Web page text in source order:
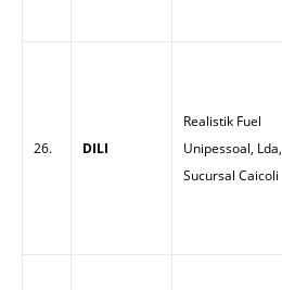
26. DILI
Realistik Fuel
Unipessoal, Lda,
Sucursal Caicoli